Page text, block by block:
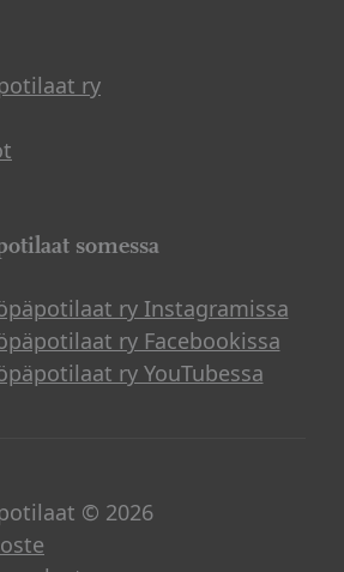
ry
somessa
ry Instagramissa
ry Facebookissa
ry YouTubessa
© 2026